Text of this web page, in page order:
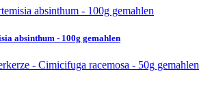
absinthum - 100g gemahlen